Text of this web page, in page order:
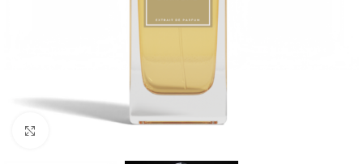
Cliquer pour agrandir